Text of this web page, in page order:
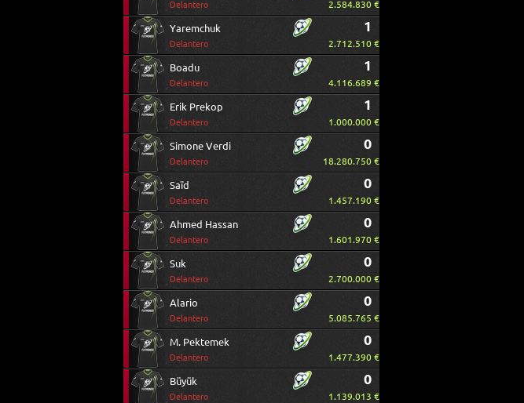
Delantero 2.584.830 €
Yaremchuk
Delantero
1
2.712.510 €
Boadu
Delantero
1
4.116.689 €
Erik Prekop
Delantero
1
1.000.000 €
Simone Verdi
Delantero
0
18.280.750 €
Saïd
Delantero
0
1.457.190 €
Ahmed Hassan
Delantero
0
1.601.970 €
Suk
Delantero
0
2.700.000 €
Alario
Delantero
0
5.085.765 €
M. Pektemek
Delantero
0
1.477.390 €
Büyük
Delantero
0
1.139.013 €